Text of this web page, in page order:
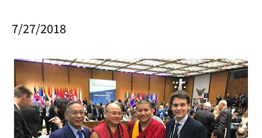
o
n
7/27/2018